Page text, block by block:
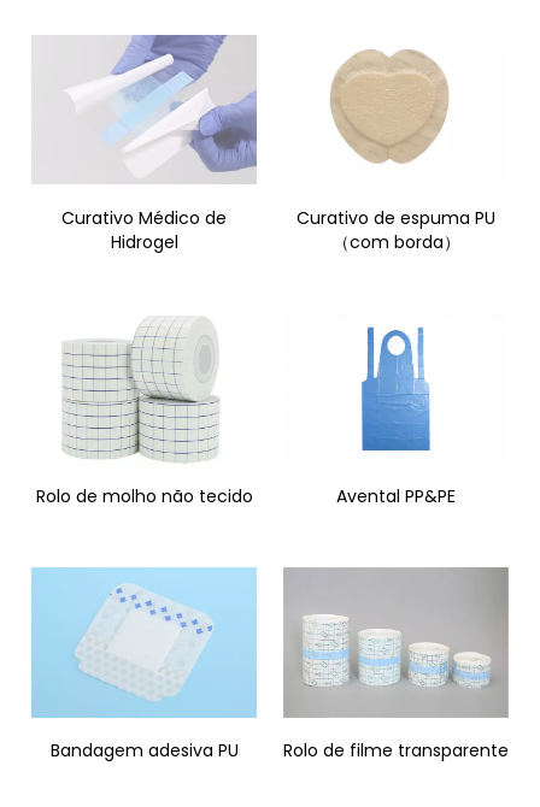
Curativo Médico de
Hidrogel
Curativo de espuma PU
（com borda）
Rolo de molho não tecido Avental PP&PE
Bandagem adesiva PU Rolo de filme transparente